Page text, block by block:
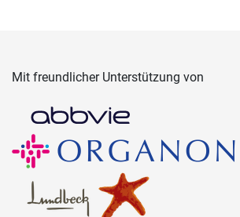
Mit freundlicher Unterstützung von